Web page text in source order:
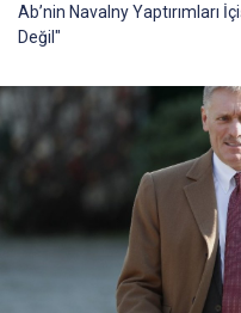
Ab’nin Navalny Yaptırımları
Değil"